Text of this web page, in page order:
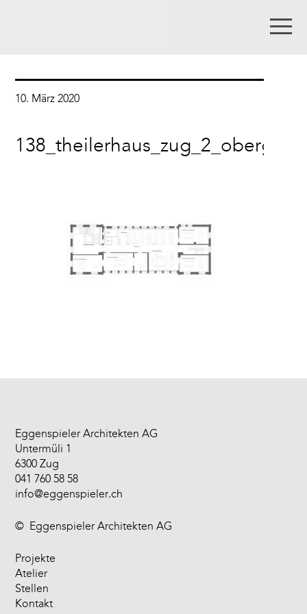
10. März 2020
Eggenspieler Architekten AG
Untermüli 1
6300 Zug
041 760 58 58
info@eggenspieler.ch
© Eggenspieler Architekten AG
Projekte
Atelier
Stellen
Kontakt